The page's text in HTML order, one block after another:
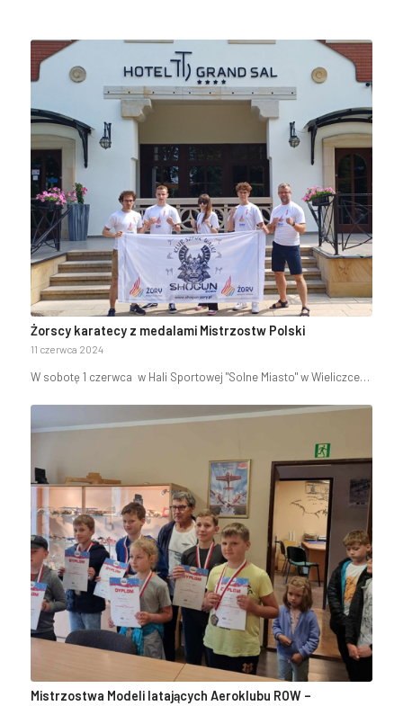
Żorscy karatecy z medalami Mistrzostw Polski
11 czerwca 2024
W sobotę 1 czerwca w Hali Sportowej "Solne Miasto" w Wieliczce…
Mistrzostwa Modeli latających Aeroklubu ROW –